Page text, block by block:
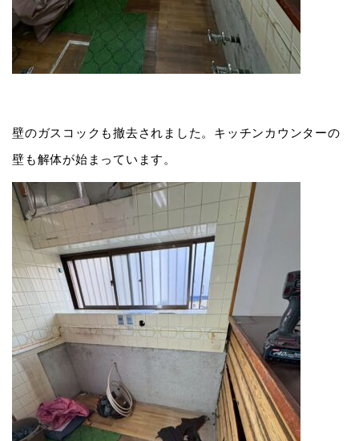
壁のガスコックも撤去されました。キッチンカウンターの
壁も解体が始まっています。